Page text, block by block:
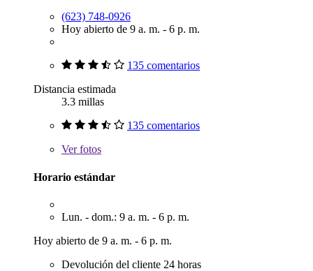
(623) 748-0926
Hoy abierto de 9 a. m. - 6 p. m.
135 comentarios
Distancia estimada
3.3 millas
135 comentarios
Verfotos
Horario estándar
Lun. - dom.: 9 a. m. - 6 p. m.
Hoy abierto de 9 a. m. - 6 p. m.
Devolución del cliente 24 horas